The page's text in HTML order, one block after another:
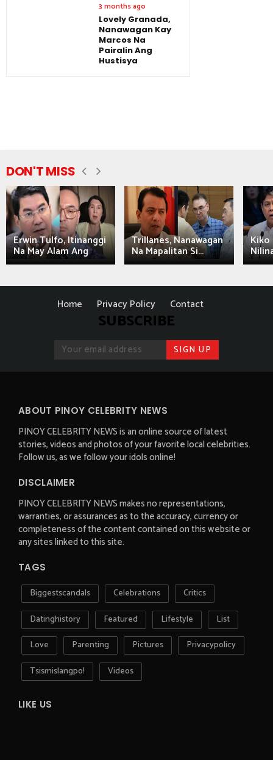
3 months ago
Lovely Granada,
Nanawagan Kay
Marcos Na
Pairalin Ang
Hustisya
DON'T MISS
Erwin Tulfo, Itinanggi
Na May Alam Ang
Trillanes, Nanawagan
Na Mapalitan Si...
Kiko
Home Privacy Policy Contact
SUBSCRIBE
ABOUT PINOY CELEBRITY NEWS
PINOY CELEBRITY NEWS is an online source of latest
stories, videos and photos of your favorite local celebrities.
Follow us, as we follow your idols online!
DISCLAIMER
PINOY CELEBRITY NEWS makes no representations,
warranties, or assurances as to the accuracy, currency or
completeness of the content contained on this website or
any sites linked to this site.
TAGS
Biggestscandals Celebrations
Critics
Datinghistory
Featured Lifestyle
List
Love
Parenting Pictures
Privacypolicy
Tsismislangpo!
Videos
LIKE US